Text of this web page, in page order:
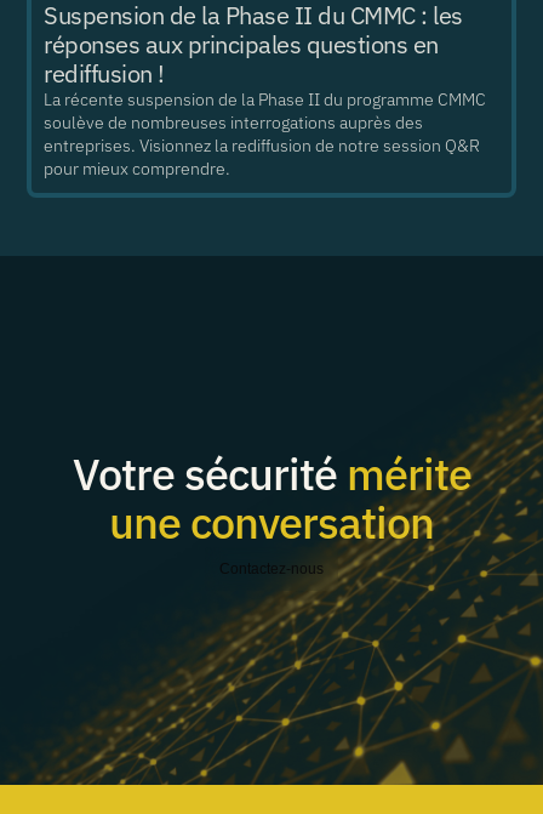
Suspension de la Phase II du CMMC : les
réponses aux principales questions en
rediffusion !
La récente suspension de la Phase II du programme CMMC
soulève de nombreuses interrogations auprès des
entreprises. Visionnez la rediffusion de notre session Q&R
pour mieux comprendre.
Votre sécurité mérite
une conversation
Contactez-nous